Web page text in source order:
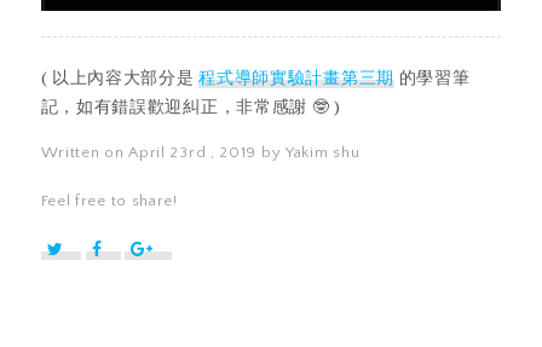
( 以上內容大部分是程式導師實驗計畫第三期 的學習筆
記，如有錯誤歡迎糾正，非常感謝 🤓 )
Written on April 23rd , 2019 by Yakim shu
Feel free to share!